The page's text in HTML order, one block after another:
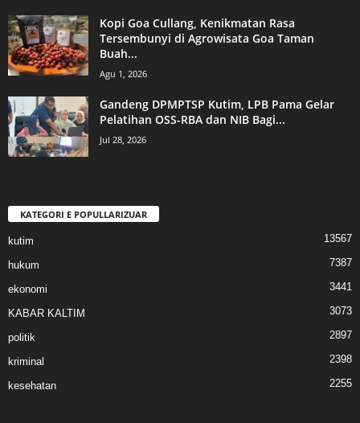
Kopi Goa Cullang, Kenikmatan Rasa
Tersembunyi di Agrowisata Goa Taman
Buah...
Agu 1, 2026
Gandeng DPMPTSP Kutim, LPB Pama Gelar
Pelatihan OSS-RBA dan NIB Bagi...
Jul 28, 2026
KATEGORI E POPULLARIZUAR
kutim 13567
hukum 7387
ekonomi 3441
KABAR KALTIM 3073
politik 2897
kriminal 2398
kesehatan 2255